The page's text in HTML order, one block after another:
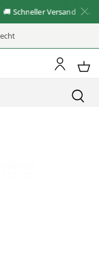
🚚 Schneller Versand